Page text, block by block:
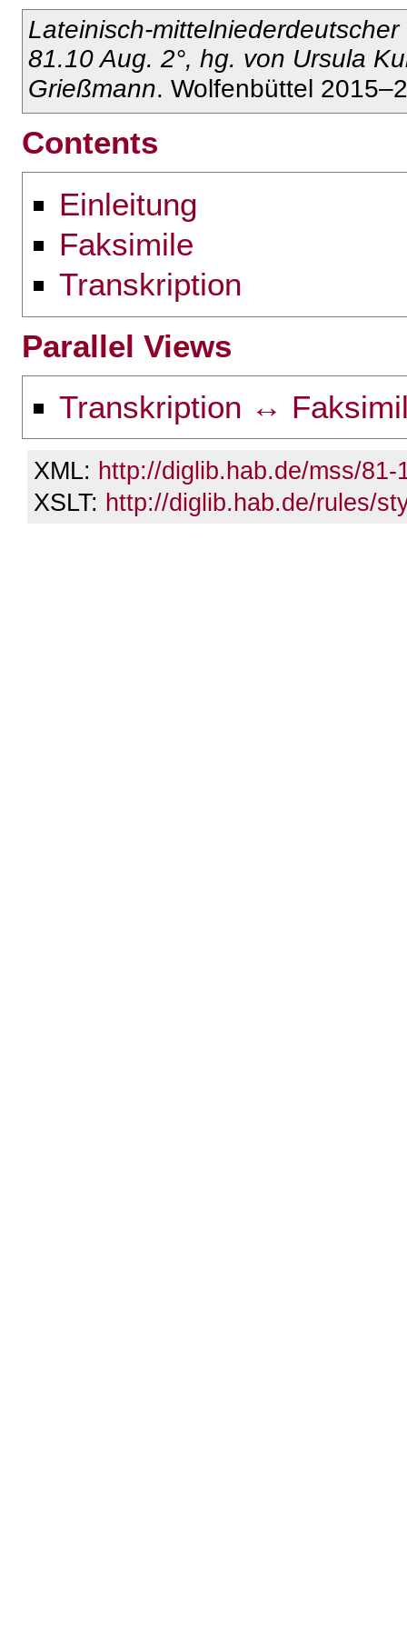
Lateinisch-
81.10 Aug. 2°, hg. von Ursula
Grießmann. Wolfenbüttel
Contents
Einleitung
Faksimile
Transkription
Parallel Views
Transkription ↔
XML: http://diglib.hab.de/mss/81-
XSLT: http://diglib.hab.de/rules/